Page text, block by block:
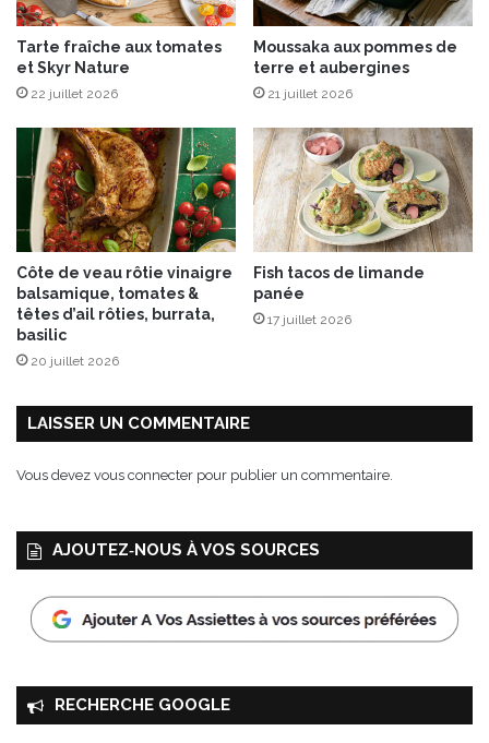
c
r
è
m
e
e
t
s
o
n
i
u
t
l
t
b
r
o
c
o
Tarte fraîche aux tomates
et Skyr Nature
22 juillet 2026
Moussaka aux pommes de
terre et aubergines
21 juillet 2026
Côte de veau rôtie vinaigre
balsamique, tomates &
têtes d’ail rôties, burrata,
basilic
20 juillet 2026
Fish tacos de limande
panée
17 juillet 2026
LAISSER UN COMMENTAIRE
Vous devez vous connecter pour publier un commentaire.
AJOUTEZ‑NOUS À VOS SOURCES
RECHERCHE GOOGLE